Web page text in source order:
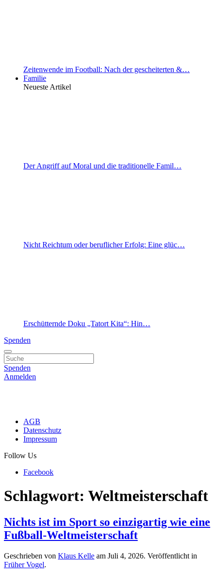
Zeitenwende im Football: Nach der gescheiterten &…
Familie
Neueste Artikel
Der Angriff auf Moral und die traditionelle Famil…
Nicht Reichtum oder beruflicher Erfolg: Eine glüc…
Erschütternde Doku „Tatort Kita“: Hin…
Spenden
Spenden
Anmelden
AGB
Datenschutz
Impressum
Follow Us
Facebook
Schlagwort: Weltmeisterschaft
Nichts ist im Sport so einzigartig wie eine
Fußball-Weltmeisterschaft
Geschrieben von Klaus Kelle am Juli 4, 2026. Veröffentlicht in
Früher Vogel.